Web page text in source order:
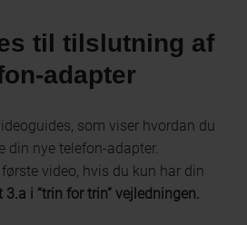
til tilslutning af
adapter
som viser hvordan du
din nye telefon-adapter.
video, hvis du kun har din
3.a i “trin for trin” vejledningen.